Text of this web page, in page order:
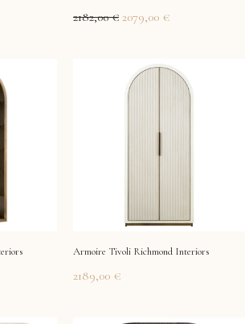
2182,00€ 2079,00 €
Armoire Tivoli Richmond Interiors
2189,00 €